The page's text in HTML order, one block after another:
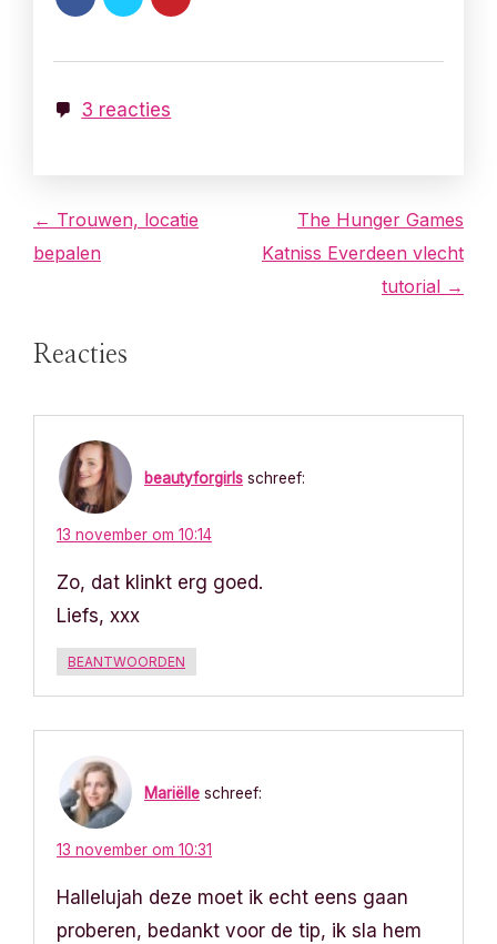
3 reacties
B
e
i
c
i
← Trouwen, locatie
bepalen
The Hunger Games
Katniss Everdeen vlecht
tutorial →
Reacties
beautyforgirls schreef:
13 november om 10:14
Zo, dat klinkt erg goed.
Liefs, xxx
BEANTWOORDEN
Mariëlle schreef:
13 november om 10:31
Hallelujah deze moet ik echt eens gaan
proberen, bedankt voor de tip, ik sla hem